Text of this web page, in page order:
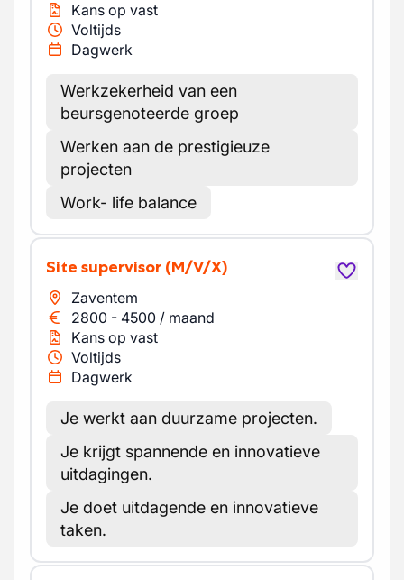
Kans op vast
Voltijds
Dagwerk
Werkzekerheid van een
beursgenoteerde groep
Werken aan de prestigieuze
projecten
Work- life balance
Site supervisor (M/V/X)
Zaventem
2800 - 4500 / maand
Kans op vast
Voltijds
Dagwerk
Je werkt aan duurzame projecten.
Je krijgt spannende en innovatieve
uitdagingen.
Je doet uitdagende en innovatieve
taken.